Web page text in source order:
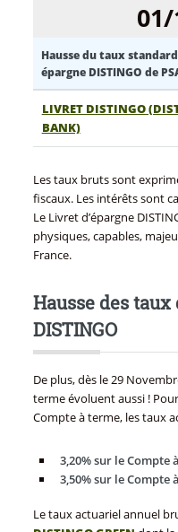
Hausse du taux
épargne DISTINGO de
LIVRET DISTINGO
BANK)
Les taux bruts sont
fiscaux. Les intérêts sont
Le Livret d’épargne
physiques, capables,
France.
Hausse des
DISTINGO
De plus, dès le 29
terme évoluent aussi !
Compte à terme, les taux
3,20% sur le Compte
3,50% sur le Compte
Le taux actuariel annuel